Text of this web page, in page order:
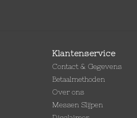
Klantenservice
Contact & Gegevens
Betaalmethoden
Over ons
Messen Slijpen